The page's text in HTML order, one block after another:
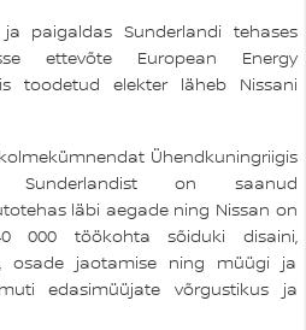
paigaldas Sunderlandi tehases
ettevõte European Energy
toodetud elekter läheb Nissani
Ühendkuningriigis
Sunderlandist on saanud
läbi aegade ning Nissan on
000 töökohta sõiduki disaini,
osade jaotamise ning müügi ja
edasimüüjate võrgustikus ja